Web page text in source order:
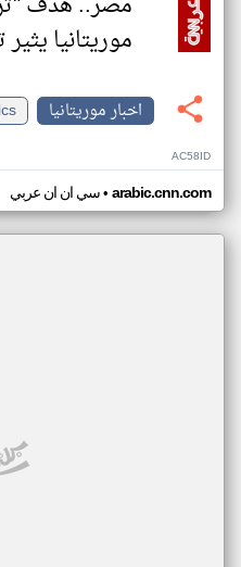
موريتانيا يثير
اخبار موريتانيا
AC58ID
سي ان ان عربي• arabic.cnn.com